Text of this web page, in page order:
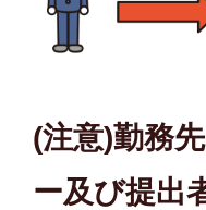
(注意)勤務
ー及び提出